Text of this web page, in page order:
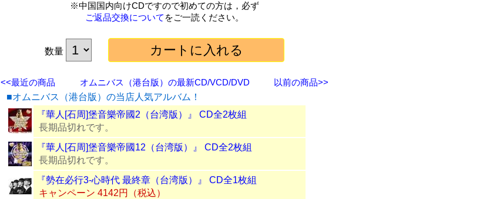
※中国国内向けCDですので初めての方は，必ず
ご返品交換について をご一読ください。
数量
<<最近の商品 以前の商品>>
オムニバス（港台版）の最新CD/VCD/DVD
■オムニバス（港台版）の当店人気アルバム！
『華人[石周]堡音樂帝國2（台湾版）』 CD全2枚組
長期品切れです。
『華人[石周]堡音樂帝國12（台湾版）』 CD全2枚組
長期品切れです。
『勢在必行3-心時代 最終章（台湾版）』 CD全1枚組
キャンペーン 4142円（税込）